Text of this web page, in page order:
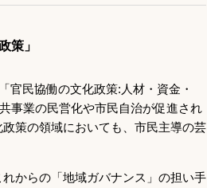
策」
官民協働の文化政策:人材・資金・
事業の民営化や市民自治が促進され
策の領域においても、市民主導の芸
からの「地域ガバナンス」の担い手